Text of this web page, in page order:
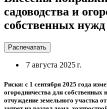
садоводства и
собственных нужд
Распечатать
7 августа 2025 г.
Риски: с 1 сентября 2025 года
огородничества для собственных
отчуждение земельного участка